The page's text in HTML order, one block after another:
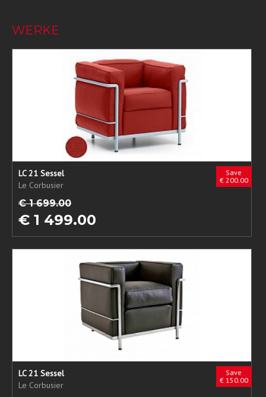
WERKE
Save
€ 200.00
LC 21 Sessel
Le Corbusier
€ 1 699.00
€ 1 499.00
Save
€ 150.00
LC 21 Sessel
Le Corbusier